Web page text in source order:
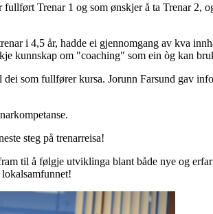
Trenar 1 og som ønskjer å ta Trenar 2,
i 4,5 år, hadde ei gjennomgang av kva
kunnskap om "coaching" som ein òg kan
som fullfører kursa. Jorunn Farsund gav
steg på trenarreisa!
til å følgje utviklinga blant både nye og